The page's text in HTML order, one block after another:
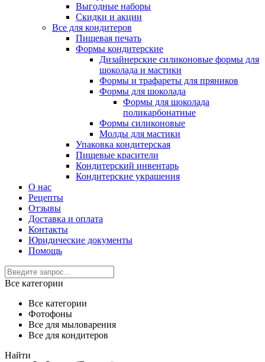
Выгодные наборы
Скидки и акции
Все для кондитеров
Пищевая печать
Формы кондитерские
Дизайнерские силиконовые формы для
шоколада и мастики
Формы и трафареты для пряников
Формы для шоколада
Формы для шоколада
поликарбонатные
Формы силиконовые
Молды для мастики
Упаковка кондитерская
Пищевые красители
Кондитерский инвентарь
Кондитерские украшения
О нас
Рецепты
Отзывы
Доставка и оплата
Контакты
Юридические документы
Помощь
Все категории
Все категории
Фотофоны
Все для мыловарения
Все для кондитеров
Найти